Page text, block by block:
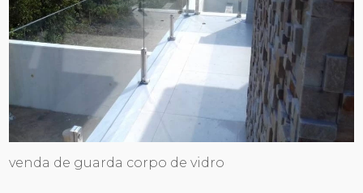
venda de guarda corpo de vidro